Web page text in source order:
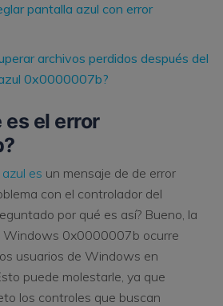
pantalla azul con error
archivos perdidos después del
0x0000007b?
es el error
es un mensaje de de error
con el controlador del
por qué es así? Bueno, la
Windows 0x0000007b ocurre
usuarios de Windows en
puede molestarle, ya que
los controles que buscan